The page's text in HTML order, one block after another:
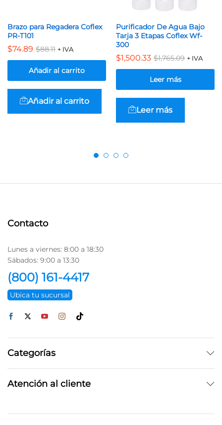
Brazo para Regadera Coflex
PR-T101
$74.89 $88.11 + IVA
Añadir al carrito
Añadir al carrito
Purificador De Agua Bajo
Tarja 3 Etapas Coflex Wf-
300
$1,500.33 $1,765.09 + IVA
Leer más
Leer más
Contacto
Lunes a viernes: 8:00 a 18:30
Sábados: 9:00 a 13:30
(800) 161-4417
Ubica tu sucursal
Categorías
Atención al cliente